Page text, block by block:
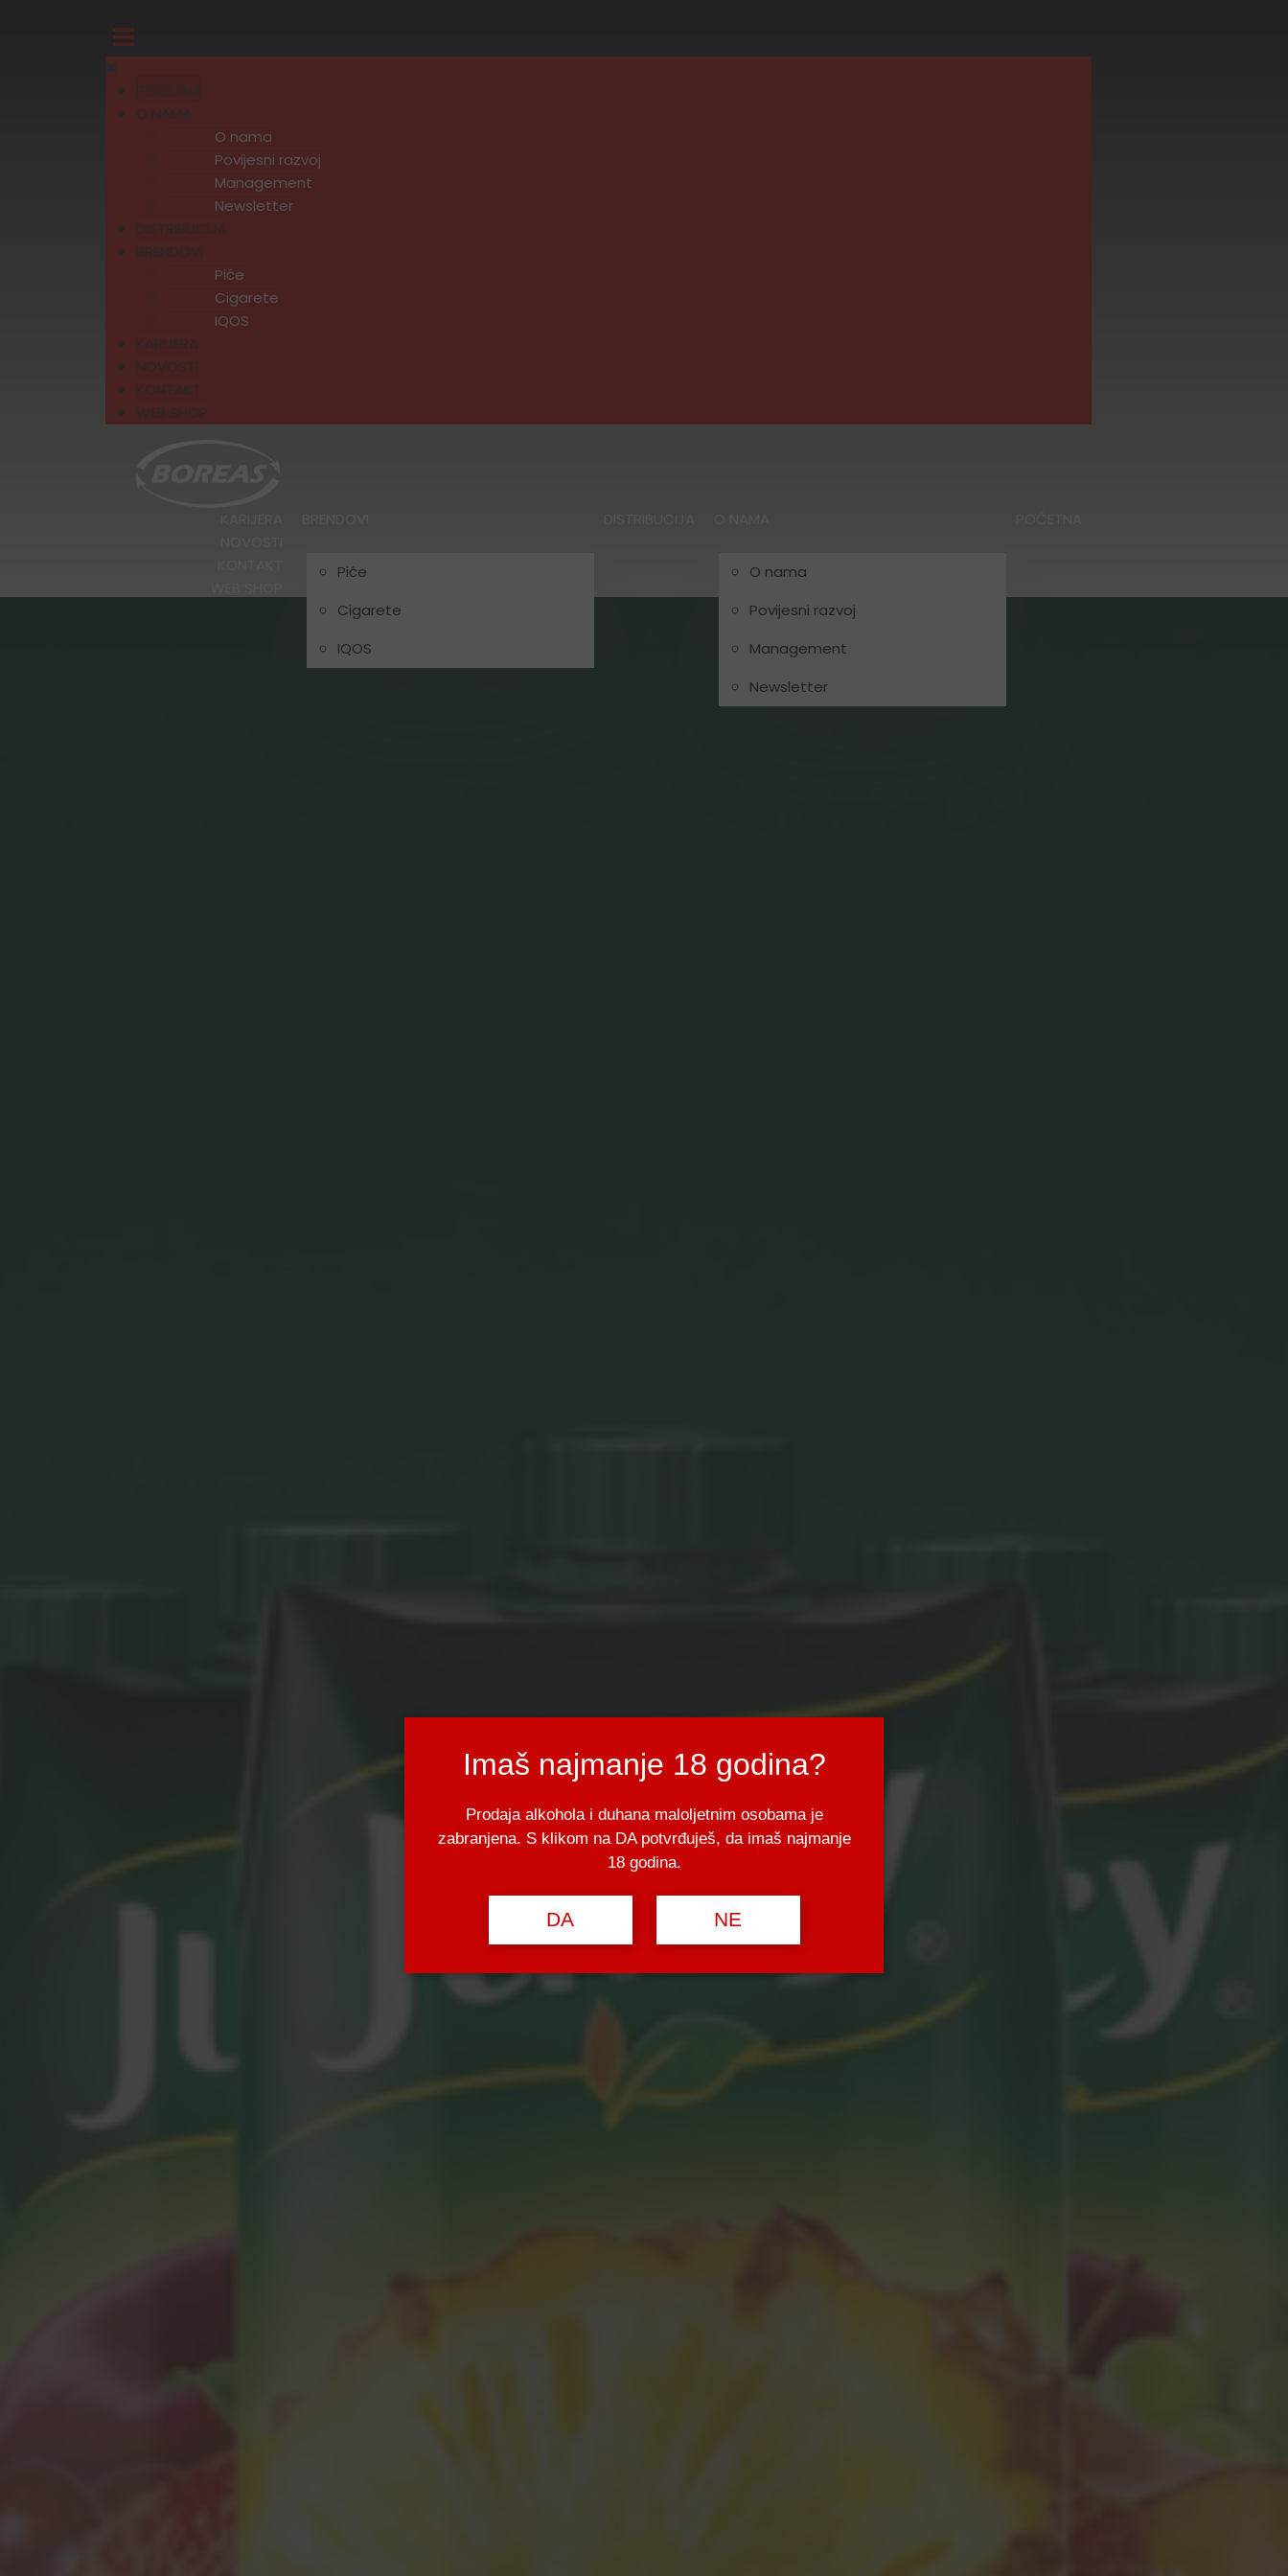
POČETNA
O NAMA
O nama
Povijesni razvoj
Management
Newsletter
DISTRIBUCIJA
BRENDOVI
Piće
Cigarete
IQOS
KARIJERA
NOVOSTI
KONTAKT
WEB SHOP
O nama
Povijesni razvoj
Management
Newsletter
Piće
Cigarete
IQOS
Imaš najmanje 18 godina?
Prodaja alkohola i duhana maloljetnim osobama je
zabranjena. S klikom na DA potvrđuješ, da imaš najmanje
18 godina.
DA NE